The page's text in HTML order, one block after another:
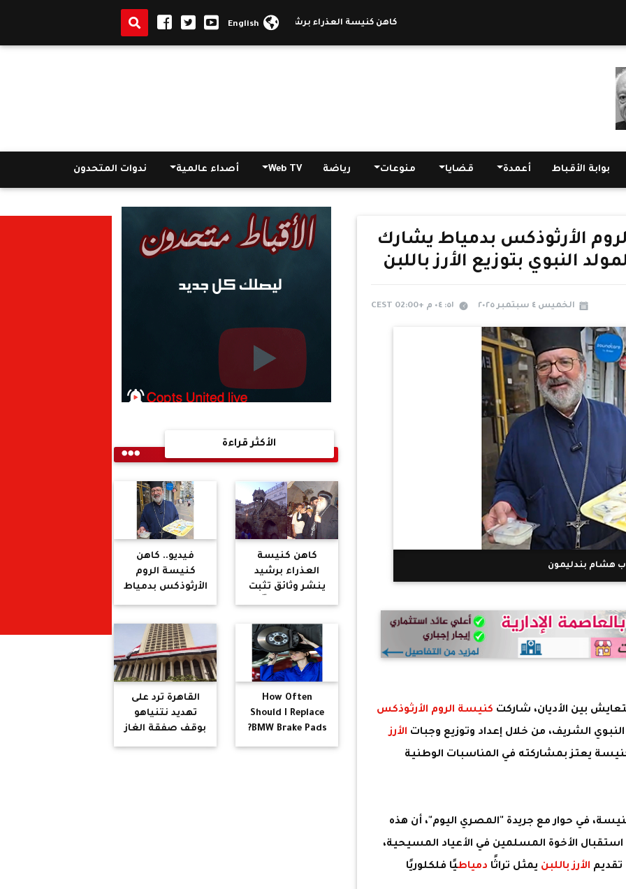
كاهن كنيسة العذراء برشيد ينشر وثائق تثبت أثريتها وتفنّد ادعاءات الخصوم
English
بوابة الأقباط أعمدة قضايا منوعات رياضة Web TV أصداء عالمية ندوات المتحدون
الأرثوذكس بدمياط يشارك
النبوي بتوزيع الأرز باللبن
الخميس ٤ سبتمبر ٢٠٢٥ ٥١: ٠٤ م +02:00 CEST
هشام بندليمون
بين الأديان، شاركت كنيسة الروم الأرثوذكس
الشريف، من خلال إعداد وتوزيع وجبات الأرز
يعتز بمشاركته في المناسبات الوطنية
في حوار مع جريدة "المصري اليوم"، أن هذه
الأخوة المسلمين في الأعياد المسيحية،
تقديم الأرز باللبن يمثل تراثًا دمياطيًا فلكلوريًا
الأكثر قراءة
كاهن كنيسة
العذراء برشيد
ينشر وثائق تثبت
فيديو.. كاهن
كنيسة الروم
الأرثوذكس بدمياط
النبوي بتوزيع الأرز
باللبن
How Often
Should I Replace
BMW Brake Pads?
القاهرة ترد على
تهديد نتنياهو
بوقف صفقة الغاز
وتحذر من تبعات